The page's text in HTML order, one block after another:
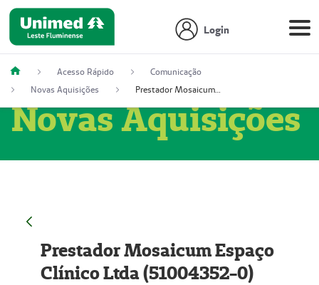
Login
Acesso Rápido
Comunicação
Novas Aquisições
Prestador Mosaicum Espaço Clínico Ltda (51004352-0)
Novas Aquisições
Prestador Mosaicum Espaço
Clínico Ltda (51004352-0)